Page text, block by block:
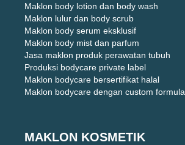
Maklon body lotion dan body wash
Maklon lulur dan body scrub
Maklon body serum eksklusif
Maklon body mist dan parfum
Jasa maklon produk perawatan tubuh
Produksi bodycare private label
Maklon bodycare bersertifikat halal
Maklon bodycare dengan custom formula
MAKLON KOSMETIK